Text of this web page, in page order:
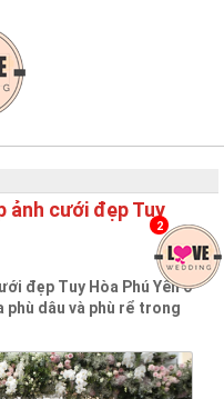
ảnh cưới đẹp Tuy
đẹp Tuy Hòa Phú Yên ở
dâu và phù rể trong
2